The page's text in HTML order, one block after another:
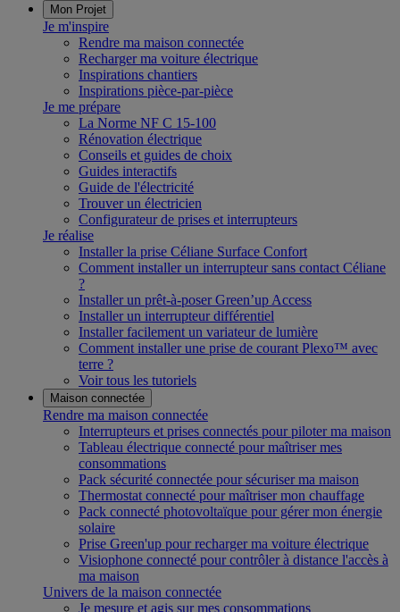
Mon Projet
Je m'inspire
Rendre ma maison connectée
Recharger ma voiture électrique
Inspirations chantiers
Inspirations pièce-par-pièce
Je me prépare
La Norme NF C 15-100
Rénovation électrique
Conseils et guides de choix
Guides interactifs
Guide de l'électricité
Trouver un électricien
Configurateur de prises et interrupteurs
Je réalise
Installer la prise Céliane Surface Confort
Comment installer un interrupteur sans contact Céliane
?
Installer un prêt-à-poser Green’up Access
Installer un interrupteur différentiel
Installer facilement un variateur de lumière
Comment installer une prise de courant Plexo™ avec
terre ?
Voir tous les tutoriels
Maison connectée
Rendre ma maison connectée
Interrupteurs et prises connectés pour piloter ma maison
Tableau électrique connecté pour maîtriser mes
consommations
Pack sécurité connectée pour sécuriser ma maison
Thermostat connecté pour maîtriser mon chauffage
Pack connecté photovoltaïque pour gérer mon énergie
solaire
Prise Green'up pour recharger ma voiture électrique
Visiophone connecté pour contrôler à distance l'accès à
ma maison
Univers de la maison connectée
Je mesure et agis sur mes consommations